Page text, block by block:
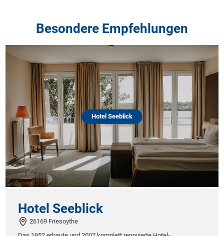
Besondere Empfehlungen
Hotel Seeblick
Hotel Seeblick
26169 Friesoythe